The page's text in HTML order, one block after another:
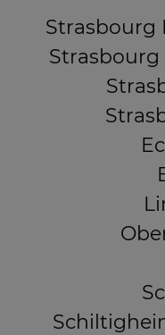
Strasbourg